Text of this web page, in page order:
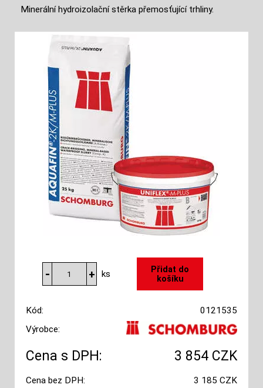
Minerální hydroizolační stěrka přemosťující trhliny.
ks
Kód:
0121535
Výrobce:
Cena s DPH: 3 854 CZK
Cena bez DPH:
3 185 CZK